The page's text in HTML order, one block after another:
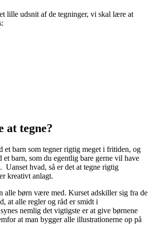
lille udsnit af de tegninger, vi skal lære at
tegne?
et barn som tegner rigtig meget i fritiden, og
et barn, som du egentlig bare gerne vil have
hvad, så er det at tegne rigtig
kreativt anlagt.
alle børn være med. Kurset adskiller sig fra de
at alle regler og råd er smidt i
nemlig det vigtigste er at give børnene
at man bygger alle illustrationerne op på